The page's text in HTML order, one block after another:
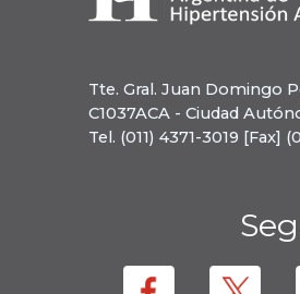
Tte. Gral. Juan Domingo
C1037ACA - Ciudad
Tel. (011) 4371-3019 [Fax]